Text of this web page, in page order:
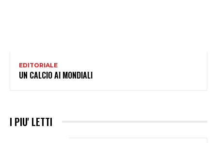
EDITORIALE
UN CALCIO AI MONDIALI
I PIU' LETTI